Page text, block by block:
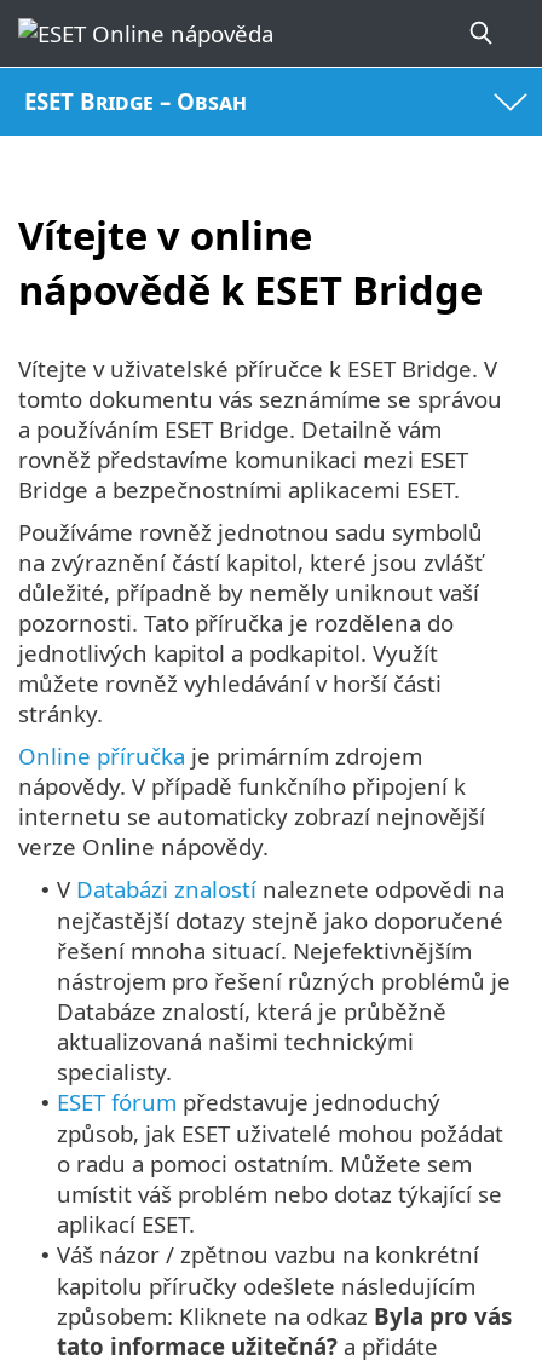
ESET Bridge – Obsah
Vítejte v online
nápovědě k ESET Bridge
Vítejte v uživatelské příručce k ESET Bridge. V
tomto dokumentu vás seznámíme se správou
a používáním ESET Bridge. Detailně vám
rovněž představíme komunikaci mezi ESET
Bridge a bezpečnostními aplikacemi ESET.
Používáme rovněž jednotnou sadu symbolů
na zvýraznění částí kapitol, které jsou zvlášť
důležité, případně by neměly uniknout vaší
pozornosti. Tato příručka je rozdělena do
jednotlivých kapitol a podkapitol. Využít
můžete rovněž vyhledávání v horší části
stránky.
Online příručka je primárním zdrojem
nápovědy. V případě funkčního připojení k
internetu se automaticky zobrazí nejnovější
verze Online nápovědy.
• V Databázi znalostí naleznete odpovědi na
nejčastější dotazy stejně jako doporučené
řešení mnoha situací. Nejefektivnějším
nástrojem pro řešení různých problémů je
Databáze znalostí, která je průběžně
aktualizovaná našimi technickými
specialisty.
• ESET fórum představuje jednoduchý
způsob, jak ESET uživatelé mohou požádat
o radu a pomoci ostatním. Můžete sem
umístit váš problém nebo dotaz týkající se
aplikací ESET.
• Váš názor / zpětnou vazbu na konkrétní
kapitolu příručky odešlete následujícím
způsobem: Kliknete na odkaz Byla pro vás
tato informace užitečná? a přidáte